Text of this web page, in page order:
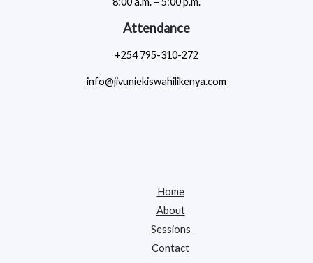
Attendance
+254 795-310-272
info@jivuniekiswahilikenya.com
Home
About
Sessions
Contact